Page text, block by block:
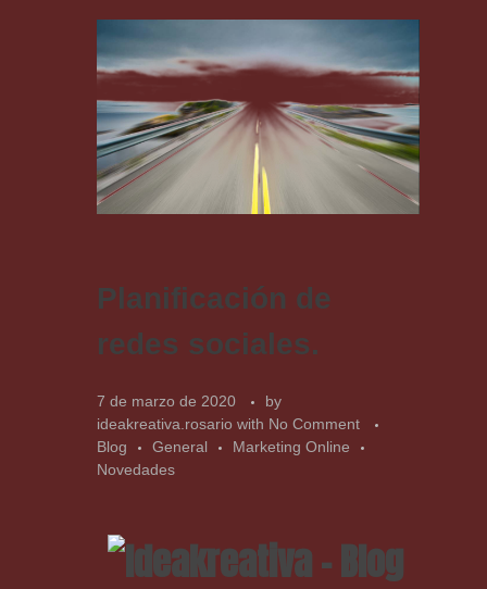
Planificación de
redes sociales.
7 de marzo de 2020
by
ideakreativa.rosario with No Comment
Blog
General
Marketing Online
Novedades